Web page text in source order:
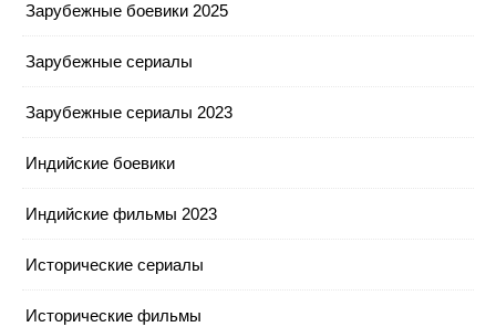
Зарубежные боевики 2025
Зарубежные сериалы
Зарубежные сериалы 2023
Индийские боевики
Индийские фильмы 2023
Исторические сериалы
Исторические фильмы